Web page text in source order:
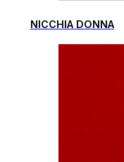
NICCHIA DONNA